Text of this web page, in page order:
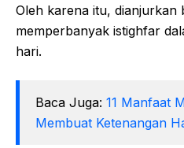
Oleh karena itu, dianjurkan
memperbanyak istighfar
hari.
Baca Juga: 11 Manfaat
Membuat Ketenangan